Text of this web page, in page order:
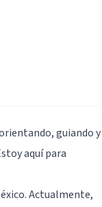
guiando y
aquí para
Actualmente,